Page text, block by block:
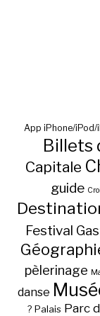
App iPhone/iPod/
Billets
Capitale
guide
Festival
pèlerinage
danse
? Palais Parc